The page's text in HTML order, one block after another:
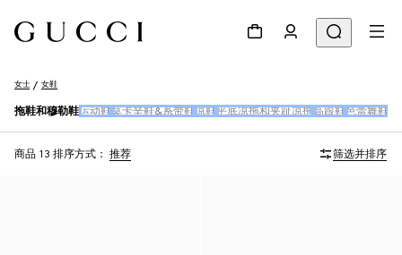
女士 女鞋
拖鞋和穆勒鞋 运动鞋 莫卡辛鞋&系带鞋 凉鞋 平底凉拖和夹趾凉拖 高跟鞋 芭蕾舞鞋
商品 13 排序方式： 推荐 筛选并排序